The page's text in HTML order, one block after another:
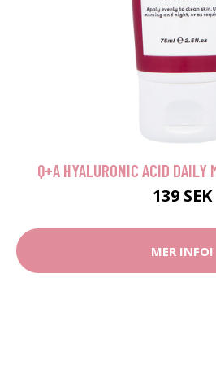
Q+A HYALURONIC ACID DAILY
139 SEK
MER INFO!